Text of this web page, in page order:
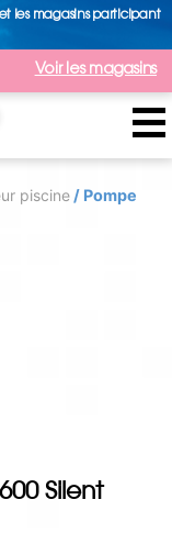
les magasins participant
Voir les magasins
piscine/ Pompe
Silent